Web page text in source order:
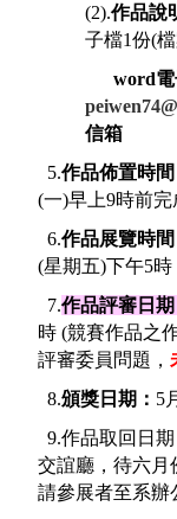
(2).作品說
子檔1份(
word
信箱
5.作品佈置時間
(一)早上9時前完
6.作品展覽時間
(星期五)下午5時
7.作品評審日期
時 (競賽作品之
評審委員問題，
8.頒獎日期： 5
9.作品取回日
交誼廳，待六月
請參展者至系辦